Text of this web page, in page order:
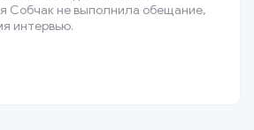
Собчак не выполнила обещание,
интервью.